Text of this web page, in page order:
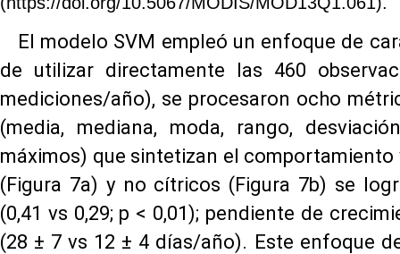
El modelo SVM empleó un enfoque de
de utilizar directamente las 460
mediciones/año), se procesaron ocho
(media, mediana, moda, rango,
máximos) que sintetizan el
(Figura 7a) y no cítricos (Figura 7b) se
(0,41 vs 0,29; p < 0,01); pendiente de
(28 ± 7 vs 12 ± 4 días/año). Este enfoque